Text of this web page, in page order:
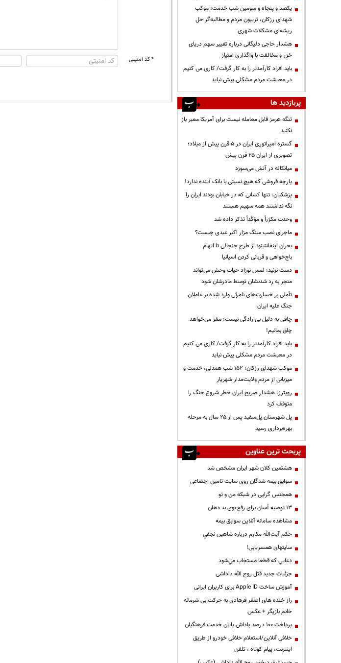
* کد امنیتی
یکصد و پنجاه و سومین شب خدمت؛ موکب
شهدای رزکان، تریبون مردم و مطالبه‌گر حل
ریشه‌ای مشکلات شهری
هشدار حاجی دلیگانی درباره تغییر سهم دریای
خزر و مخالفت با واگذاری امتیاز
باید افراد کارآمدتر را به کار گرفت/ کاری می کنیم
در معیشت مردم مشکلی پیش نیاید
پربازدید ها
تنگه هرمز قابل معامله نیست برای آمریکا معبر باز
نکنید
گستره امپراتوری ایران در ۵ قرن پیش از میلاد؛
تصویری از ایران ۲۵ قرن پیش
میانکاله در آتش می‌سوزد
پارچه فروشی که هیچ نسبتی با بانک آینده ندارد!
پزشکیان: تنها کسانی که در خیابان بودند ایران را
نگه نداشتند همه سهیم هستند
وحدت مکرّراً و مؤکّداً تذکر داده شد
ماجرای نصب سنگ مزار اکبر عبدی چیست؟
بحران اینفانتینو؛ از طرح جنجالی تا اتهام
باج‌خواهی و قربانی کردن اسپانیا
دست نزنید؛ لمس نوزاد حیات وحش می‌تواند
منجر به رد شدنشان توسط مادرشان شود
تأملی بر خسارت‌های نامرئی وارد شده بر عاملان
جنگ علیه ایران
چاقی به دلیل بی‌ارادگی نیست؛ مغز می‌خواهد
چاق بمانیم!
باید افراد کارآمدتر را به کار گرفت/ کاری می کنیم
در معیشت مردم مشکلی پیش نیاید
موکب شهدای رزکان؛ ۱۵۲ شب همدلی، خدمت و
میزبانی از مردم ولایت‌مدار شهریار
رویترز: هشدار صریح ایران خطر شروع جنگ را
متوقف کرد
پل شهرستان پل‌سفید پس از ۲۵ سال به مرحله
بهره‌برداری رسید
پربحث ترین عناوین
هشتمین کلان شهر ایران مشخص شد
سوابق بیمه شدگان روی سایت تامین اجتماعی
همجنس گرایی در شبکه من و تو
13 توصیه آسان برای رفع بوی بد دهان
مشاهده سامانه آنلاين سوابق بیمه
حكم آيت‌الله مكارم درباره شاهين نجفي
سایتهای همسریابی!
دعايي كه قطعا مستجاب مي‌شود
جزئیات جدید قتل روح الله داداشی
آموزش ساخت Apple ID برای کاربران ایرانی
راز خنده های اصغر فرهادی به حرکت بی شرمانه
خانم بازیگر + عکس
پرداخت ۱۰۰ درصد پاداش پایان خدمت فرهنگیان
خلافی آنلاین/استعلام خلافی خودرو از طریق
اینترنت، پیام کوتاه ، تلفن